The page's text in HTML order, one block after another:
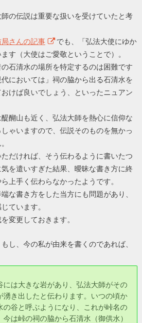
の伝説は重要な扱いを受けていたと考
さんの記事
でも、「弘法大使にゆか
す（大使はご愛敬ということで）。
石清水の場所を特定するのは困難です
においては」祠の脇から出る石清水を
おけば良いでしょう、といったニュアン
醐山も近く、弘法大師を熱心に信仰な
ゃいますので、伝説そのものを無かっ
だければ、そう伝わるように書いたつ
を遣いすぎた結果、曖昧な書き方に終
上手く伝わらなかったようです。
な書き方をした当方にも問題があり、
ています。
変更しておきます。
し、今の私が由来を書くのであれば、
には大きな岩があり、弘法大師がその
湧き出したと伝わります。いつの頃か
の谷と呼ぶようになり、これが峠名の
は峠の祠の脇から石清水（御供水）